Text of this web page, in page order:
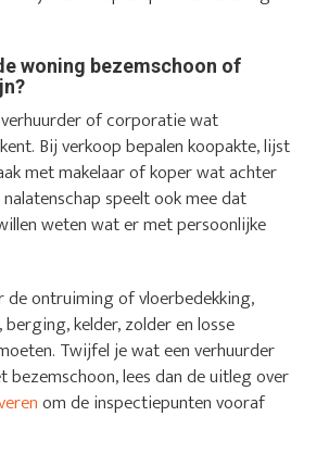
woning bezemschoon of
of corporatie wat
Bij verkoop bepalen koopakte, lijst
met makelaar of koper wat achter
speelt ook mee dat
weten wat er met persoonlijke
de ontruiming of vloerbedekking,
kelder, zolder en losse
Twijfel je wat een verhuurder
lees dan de uitleg over
om de inspectiepunten vooraf